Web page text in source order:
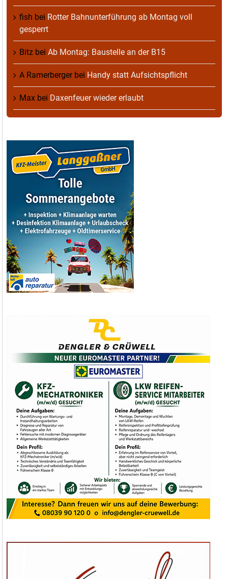
fish bei Rotter Bahnunterführung ab Montag voll
gesperrt
Bitz bei Ab Montag: Baustelle an der B15
A Ramerbergerbei Handy statt Aufsichtspflicht
Max bei Daxenfeuer wieder erlaubt